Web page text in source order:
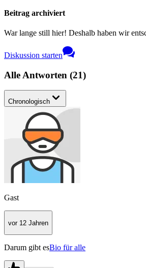
Beitrag archiviert
War lange still hier! Deshalb haben wir
Diskussion starten
Alle Antworten (21)
Chronologisch
Gast
vor 12 Jahren
Darum gibt esBio für alle